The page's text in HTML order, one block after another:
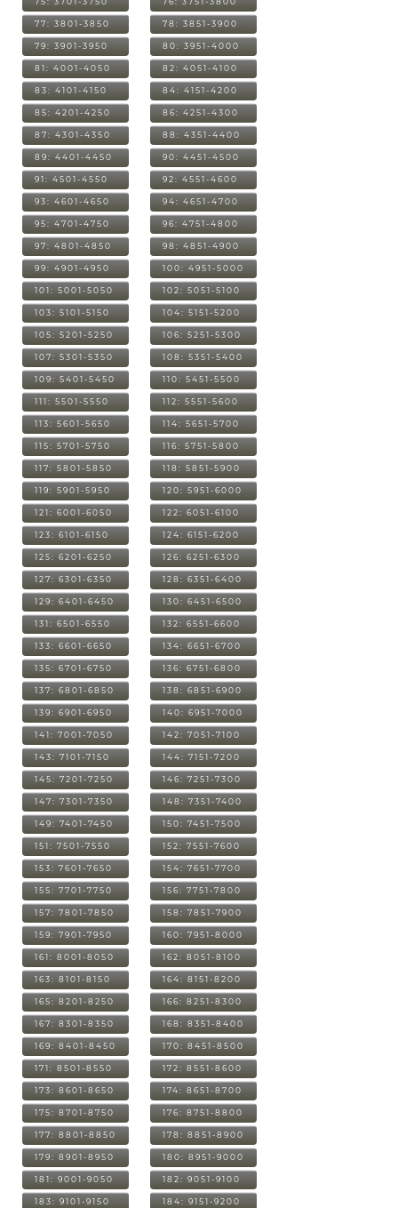
77: 3801-3850 78: 3851-3900
79: 3901-3950 80: 3951-4000
81: 4001-4050 82: 4051-4100
83: 4101-4150 84: 4151-4200
85: 4201-4250 86: 4251-4300
87: 4301-4350 88: 4351-4400
89: 4401-4450 90: 4451-4500
91: 4501-4550 92: 4551-4600
93: 4601-4650 94: 4651-4700
95: 4701-4750 96: 4751-4800
97: 4801-4850 98: 4851-4900
99: 4901-4950 100: 4951-5000
101: 5001-5050 102: 5051-5100
103: 5101-5150 104: 5151-5200
105: 5201-5250 106: 5251-5300
107: 5301-5350 108: 5351-5400
109: 5401-5450 110: 5451-5500
111: 5501-5550 112: 5551-5600
113: 5601-5650 114: 5651-5700
115: 5701-5750 116: 5751-5800
117: 5801-5850 118: 5851-5900
119: 5901-5950 120: 5951-6000
121: 6001-6050 122: 6051-6100
123: 6101-6150 124: 6151-6200
125: 6201-6250 126: 6251-6300
127: 6301-6350 128: 6351-6400
129: 6401-6450 130: 6451-6500
131: 6501-6550 132: 6551-6600
133: 6601-6650 134: 6651-6700
135: 6701-6750 136: 6751-6800
137: 6801-6850 138: 6851-6900
139: 6901-6950 140: 6951-7000
141: 7001-7050 142: 7051-7100
143: 7101-7150 144: 7151-7200
145: 7201-7250 146: 7251-7300
147: 7301-7350 148: 7351-7400
149: 7401-7450 150: 7451-7500
151: 7501-7550 152: 7551-7600
153: 7601-7650 154: 7651-7700
155: 7701-7750 156: 7751-7800
157: 7801-7850 158: 7851-7900
159: 7901-7950 160: 7951-8000
161: 8001-8050 162: 8051-8100
163: 8101-8150 164: 8151-8200
165: 8201-8250 166: 8251-8300
167: 8301-8350 168: 8351-8400
169: 8401-8450 170: 8451-8500
171: 8501-8550 172: 8551-8600
173: 8601-8650 174: 8651-8700
175: 8701-8750 176: 8751-8800
177: 8801-8850 178: 8851-8900
179: 8901-8950 180: 8951-9000
181: 9001-9050 182: 9051-9100
183: 9101-9150 184: 9151-9200